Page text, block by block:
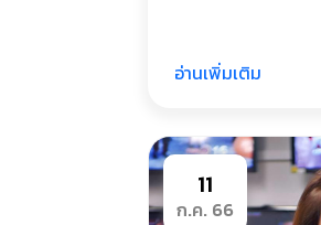
อ่านเพิ่มเติม
11
ก.ค. 66